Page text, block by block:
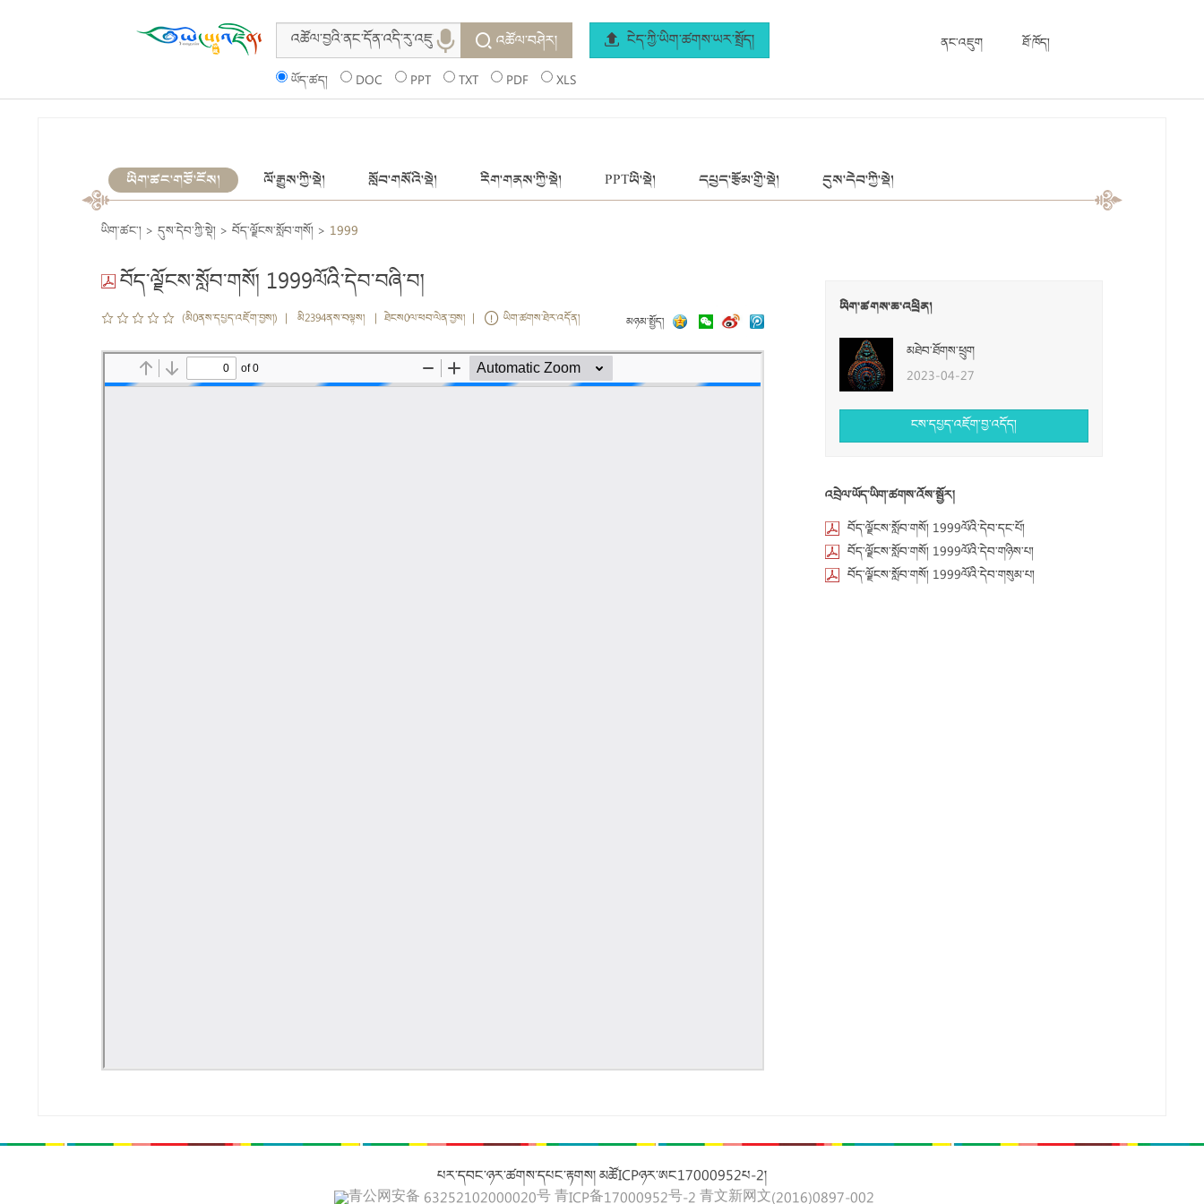
ནང་འཇུག ཐོ་ཁོད།
འཚོལ་བཤེར། ངེད་ཀྱི་ཡིག་ཚགས་ཡར་སྤྲོད།
ཡོད་ཚད། DOC PPT TXT PDF XLS
ཡིག་ཚང་གཙོ་ངོས། ལོ་རྒྱུས་ཀྱི་སྡེ། སློབ་གསོའི་སྡེ། རིག་གནས་ཀྱི་སྡེ། PPTཡི་སྡེ། དཔྱད་རྩོམ་གྱི་སྡེ། དུས་དེབ་ཀྱི་སྡེ།
ཡིག་ཚང་། > དུས་དེབ་ཀྱི་སྡེ། > བོད་ལྗོངས་སློབ་གསོ། > 1999
བོད་ལྗོངས་སློབ་གསོ། 1999ལོའི་དེབ་བཞི་བ།
མཉམ་སྤྱོད།
(མི0ནས་དཔྱད་འཇོག་བྱས།) | མི2394ནས་བལྟས། | ཐེངས0ལ་ཕབ་ལེན་བྱས། | ཡིག་ཚགས་ཐེར་འདོན།
ཡིག་ཚགས་ཆ་འཕྲིན།
མཐེབ་ཐོགས་ཕྲུག
2023-04-27
ངས་དཔྱད་འཇོག་བྱ་འདོད།
འབྲེལ་ཡོད་ཡིག་ཚགས་འོས་སྦྱོར།
བོད་ལྗོངས་སློབ་གསོ། 1999ལོའི་དེབ་དང་པོ།
བོད་ལྗོངས་སློབ་གསོ། 1999ལོའི་དེབ་གཉིས་པ།
བོད་ལྗོངས་སློབ་གསོ། 1999ལོའི་དེབ་གསུམ་པ།
པར་དབང་ཉར་ཚགས་དཔང་རྟགས། མཚོICPཉར་ཨང17000952པ-2།